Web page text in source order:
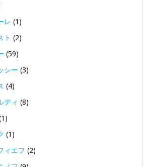
レ (1)
ト (2)
(59)
シー (3)
(4)
ディ (8)
(1)
ィエフ (2)